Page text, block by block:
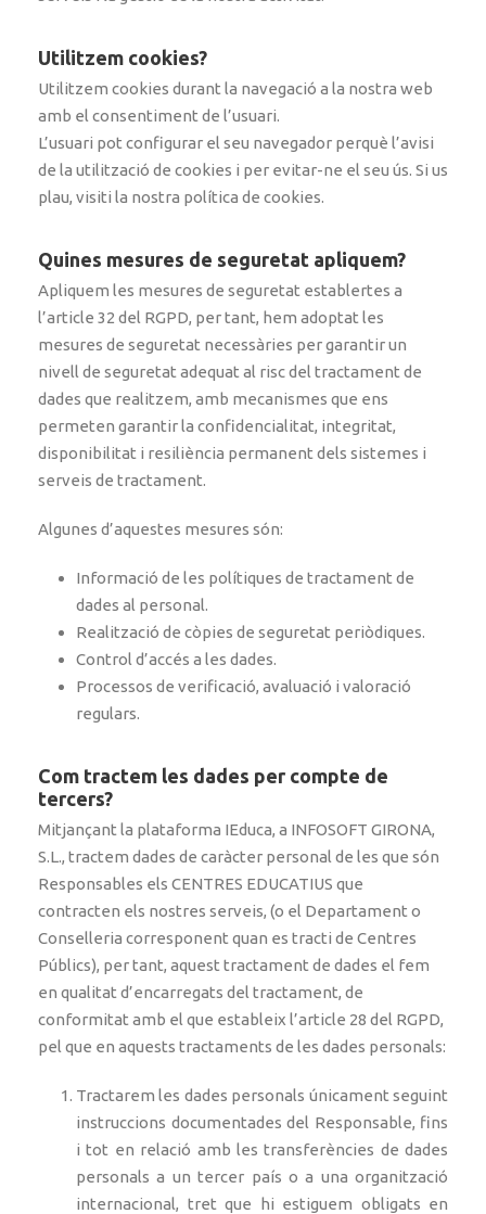
Utilitzem cookies?
Utilitzem cookies durant la navegació a la nostra web
amb el consentiment de l’usuari.
L’usuari pot configurar el seu navegador perquè l’avisi
de la utilització de cookies i per evitar-ne el seu ús. Si us
plau, visiti la nostra política de cookies.
Quines mesures de seguretat apliquem?
Apliquem les mesures de seguretat establertes a
l’article 32 del RGPD, per tant, hem adoptat les
mesures de seguretat necessàries per garantir un
nivell de seguretat adequat al risc del tractament de
dades que realitzem, amb mecanismes que ens
permeten garantir la confidencialitat, integritat,
disponibilitat i resiliència permanent dels sistemes i
serveis de tractament.
Algunes d’aquestes mesures són:
Informació de les polítiques de tractament de
dades al personal.
Realització de còpies de seguretat periòdiques.
Control d’accés a les dades.
Processos de verificació, avaluació i valoració
regulars.
Com tractem les dades per compte de
tercers?
Mitjançant la plataforma IEduca, a INFOSOFT GIRONA,
S.L., tractem dades de caràcter personal de les que són
Responsables els CENTRES EDUCATIUS que
contracten els nostres serveis, (o el Departament o
Conselleria corresponent quan es tracti de Centres
Públics), per tant, aquest tractament de dades el fem
en qualitat d’encarregats del tractament, de
conformitat amb el que estableix l’article 28 del RGPD,
pel que en aquests tractaments de les dades personals:
Tractarem les dades personals únicament seguint
instruccions documentades del Responsable, fins
i tot en relació amb les transferències de dades
personals a un tercer país o a una organització
internacional, tret que hi estiguem obligats en